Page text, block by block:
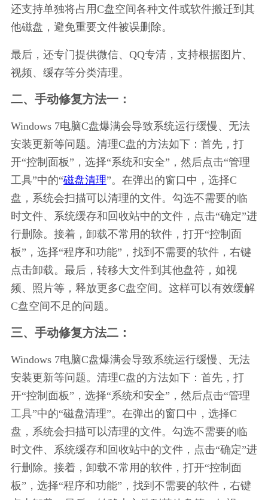
还支持单独将占用C盘空间各种文件或软件搬迁到其
他磁盘，避免重要文件被误删除。
最后，还专门提供微信、QQ专清，支持根据图片、
视频、缓存等分类清理。
二、手动修复方法一：
Windows 7电脑C盘爆满会导致系统运行缓慢、无法
安装更新等问题。清理C盘的方法如下：首先，打
开“控制面板”，选择“系统和安全”，然后点击“管理
工具”中的“磁盘清理”。在弹出的窗口中，选择C
盘，系统会扫描可以清理的文件。勾选不需要的临
时文件、系统缓存和回收站中的文件，点击“确定”进
行删除。接着，卸载不常用的软件，打开“控制面
板”，选择“程序和功能”，找到不需要的软件，右键
点击卸载。最后，转移大文件到其他盘符，如视
频、照片等，释放更多C盘空间。这样可以有效缓解
C盘空间不足的问题。
三、手动修复方法二：
Windows 7电脑C盘爆满会导致系统运行缓慢、无法
安装更新等问题。清理C盘的方法如下：首先，打
开“控制面板”，选择“系统和安全”，然后点击“管理
工具”中的“磁盘清理”。在弹出的窗口中，选择C
盘，系统会扫描可以清理的文件。勾选不需要的临
时文件、系统缓存和回收站中的文件，点击“确定”进
行删除。接着，卸载不常用的软件，打开“控制面
板”，选择“程序和功能”，找到不需要的软件，右键